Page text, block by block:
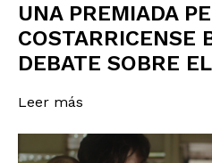
UNA PREMIADA
COSTARRICENSE
DEBATE SOBRE
Leer más